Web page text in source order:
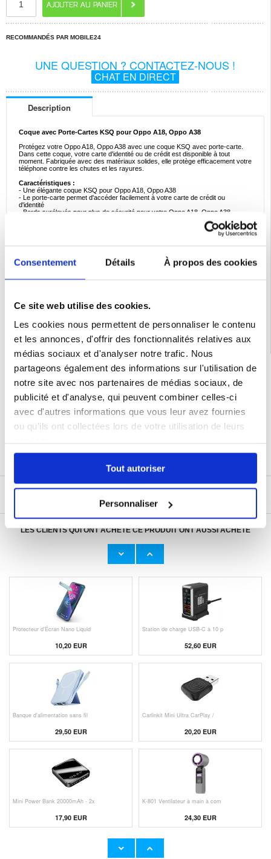
Consentement Détails À propos des cookies
Ce site web utilise des cookies.
Les cookies nous permettent de personnaliser le contenu
et les annonces, d'offrir des fonctionnalités relatives aux
médias sociaux et d'analyser notre trafic. Nous
partageons également des informations sur l'utilisation de
notre site avec nos partenaires de médias sociaux, de
publicité et d'analyse, qui peuvent combiner celles-ci
avec d'autres informations que vous leur avez fournies
ou qu'ils ont collectées lors de votre utilisation de leurs
Tout autoriser
Personnaliser
RECOMMANDÉS PAR MOBILE24
UNE QUESTION ? CONTACTEZ-NOUS !
CHAT EN DIRECT
Description
Coque avec Porte-Cartes KSQ pour Oppo A18, Oppo A38
Protégez votre Oppo A18, Oppo A38 avec une coque KSQ avec porte-carte.
Dans cette coque, votre carte d'identité ou de crédit est disponible à tout
moment. Fabriquée avec des matériaux solides, elle protège efficacement votre
téléphone contre les chutes et les rayures.
Caractéristiques :
- Une élégante coque KSQ pour Oppo A18, Oppo A38
- Le porte-carte permet d'accéder facilement à votre carte de crédit ou
d'identité
- Bords surélevés pour plus de sécurité pour votre Oppo A18, Oppo A38
- Votre Oppo A18, Oppo A38 est entièrement protégé contre les dommages
Emballage:Bulk
LIVRAISON RAPIDE
7 % DE RÉDUCTION
CHAT EN DIRECT :
LUN - VEN 10H - 22H
POLITIQUE DE RETOUR DE 30 JOURS
SATISFAITS
ÉCRIRE UN AVIS
LES CLIENTS QUI ONT ACHETÉ CE PRODUIT ONT AUSSI ACHETÉ
Câble Apple Lightning d'Origin
Protecteur d'Écran Nano Liquid
10,20 EUR
Station de charge USB-C à 10 p
52,60 EUR
Banque d'alimentation sans fil
29,50 EUR
Carlinkit Mini Ultra CarPlay /
20,20 EUR
Mini Power Bank 20000mAh - 2x
17,90 EUR
K-801 Ventilateur à main à com
24,30 EUR